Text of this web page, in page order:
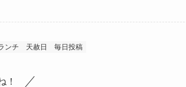
ンチ 天赦日 毎日投稿
！